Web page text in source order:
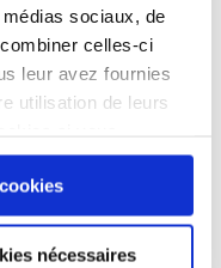
sociaux, de
celles-ci
leur avez fournies
utilisation de leurs
nécessaires